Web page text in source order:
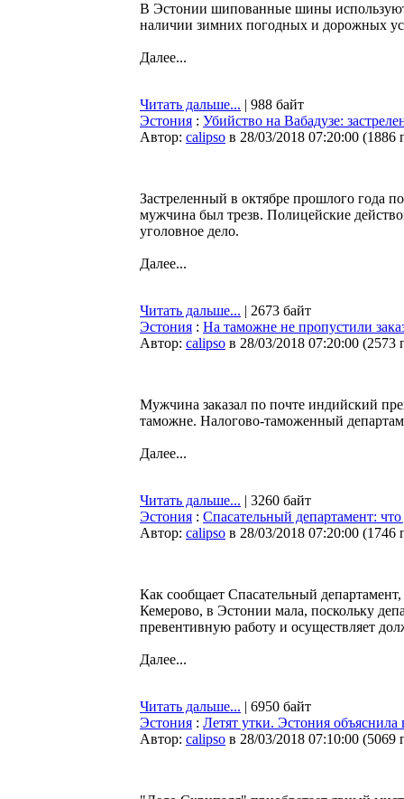
В Эстонии шипованные шины
наличии зимних погодных и дорожных
Далее...
Читать дальше... | 988 байт
Эстония : Убийство на Вабадузе:
Автор: calipso в 28/03/2018 07:20:00 (1886
Застреленный в октябре прошлого года
мужчина был трезв. Полицейские
уголовное дело.
Далее...
Читать дальше... | 2673 байт
Эстония : На таможне не пропустили
Автор: calipso в 28/03/2018 07:20:00 (2573
Мужчина заказал по почте индийский
таможне. Налогово-таможенный
Далее...
Читать дальше... | 3260 байт
Эстония : Спасательный департамент:
Автор: calipso в 28/03/2018 07:20:00 (1746
Как сообщает Спасательный
Кемерово, в Эстонии мала, поскольку
превентивную работу и осуществляет
Далее...
Читать дальше... | 6950 байт
Эстония : Летят утки. Эстония
Автор: calipso в 28/03/2018 07:10:00 (5069